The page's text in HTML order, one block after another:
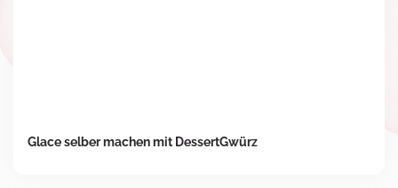
Glace selber machen mit DessertGwürz